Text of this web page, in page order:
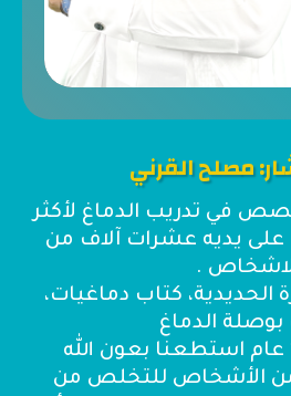
مصلح القرني
في تدريب الدماغ لأكثر
على يديه عشرات آلاف من
.
الحديدية، كتاب دماغيات،
بوصلة الدماغ
خلال أكثر من 15 عام استطعنا بعون الله
من الأشخاص للتخلص من